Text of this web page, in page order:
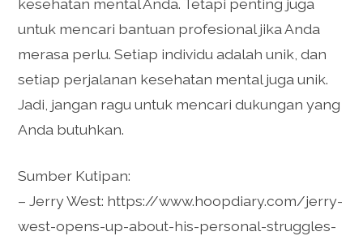
kesehatan mental Anda. Tetapi penting juga
untuk mencari bantuan profesional jika Anda
merasa perlu. Setiap individu adalah unik, dan
setiap perjalanan kesehatan mental juga unik.
Jadi, jangan ragu untuk mencari dukungan yang
Anda butuhkan.
Sumber Kutipan:
– Jerry West: https://www.hoopdiary.com/jerry-
west-opens-up-about-his-personal-struggles-